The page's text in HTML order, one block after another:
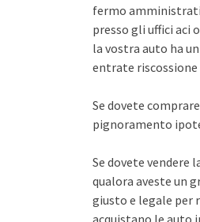
fermo
presso gli uffici aci
la vostra auto ha
entrate riscossione
Se dovete
pignoramento
Se dovete
qualora aveste un
giusto e legale per
acquistano le auto